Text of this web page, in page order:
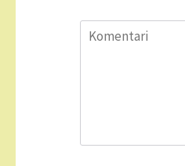
Komentari